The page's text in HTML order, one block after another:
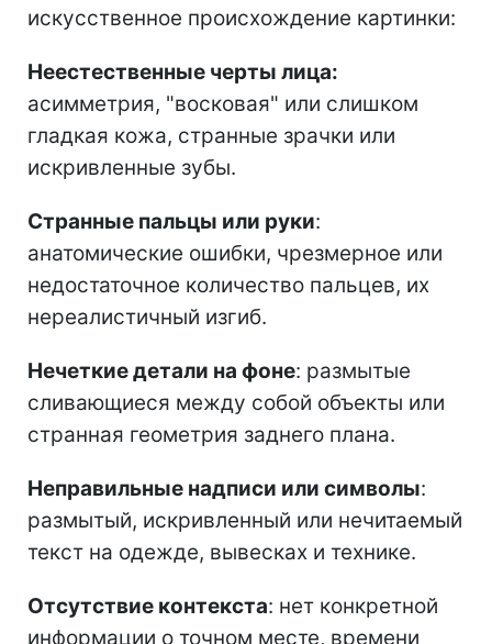
искусственное происхождение картинки:
Неестественные черты лица:
асимметрия, "восковая" или слишком
гладкая кожа, странные зрачки или
искривленные зубы.
Странные пальцы или руки:
анатомические ошибки, чрезмерное или
недостаточное количество пальцев, их
нереалистичный изгиб.
Нечеткие детали на фоне: размытые
сливающиеся между собой объекты или
странная геометрия заднего плана.
Неправильные надписи или символы:
размытый, искривленный или нечитаемый
текст на одежде, вывесках и технике.
Отсутствие контекста: нет конкретной
информации о точном месте, времени